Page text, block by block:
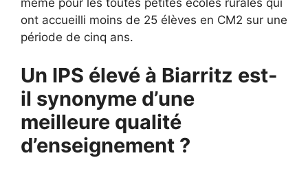
même pour les toutes petites écoles rurales qui
ont accueilli moins de 25 élèves en CM2 sur une
période de cinq ans.
Un IPS élevé à Biarritz est-
il synonyme d’une
meilleure qualité
d’enseignement ?